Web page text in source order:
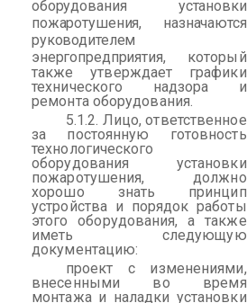
оборудования установки
пожаротушения, назначаются
руководителем
энергопредприятия, который
также утверждает графики
технического надзора и
ремонта оборудования.
5.1.2. Лицо, ответственное
за постоянную готовность
технологического
оборудования установки
пожаротушения, должно
хорошо знать принцип
устройства и порядок работы
этого оборудования,а также
иметь следующую
документацию:
проект с изменениями,
внесенными во время
монтажа и наладки установки